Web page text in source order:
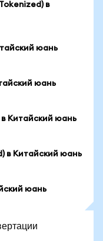
в
юань
юань
Китайский юань
в Китайский юань
юань